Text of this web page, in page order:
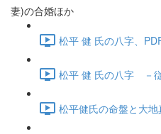
妻)の合婚ほか
松平 健 氏の八字、
松平 健 氏の八字 －
松平健氏の命盤と大